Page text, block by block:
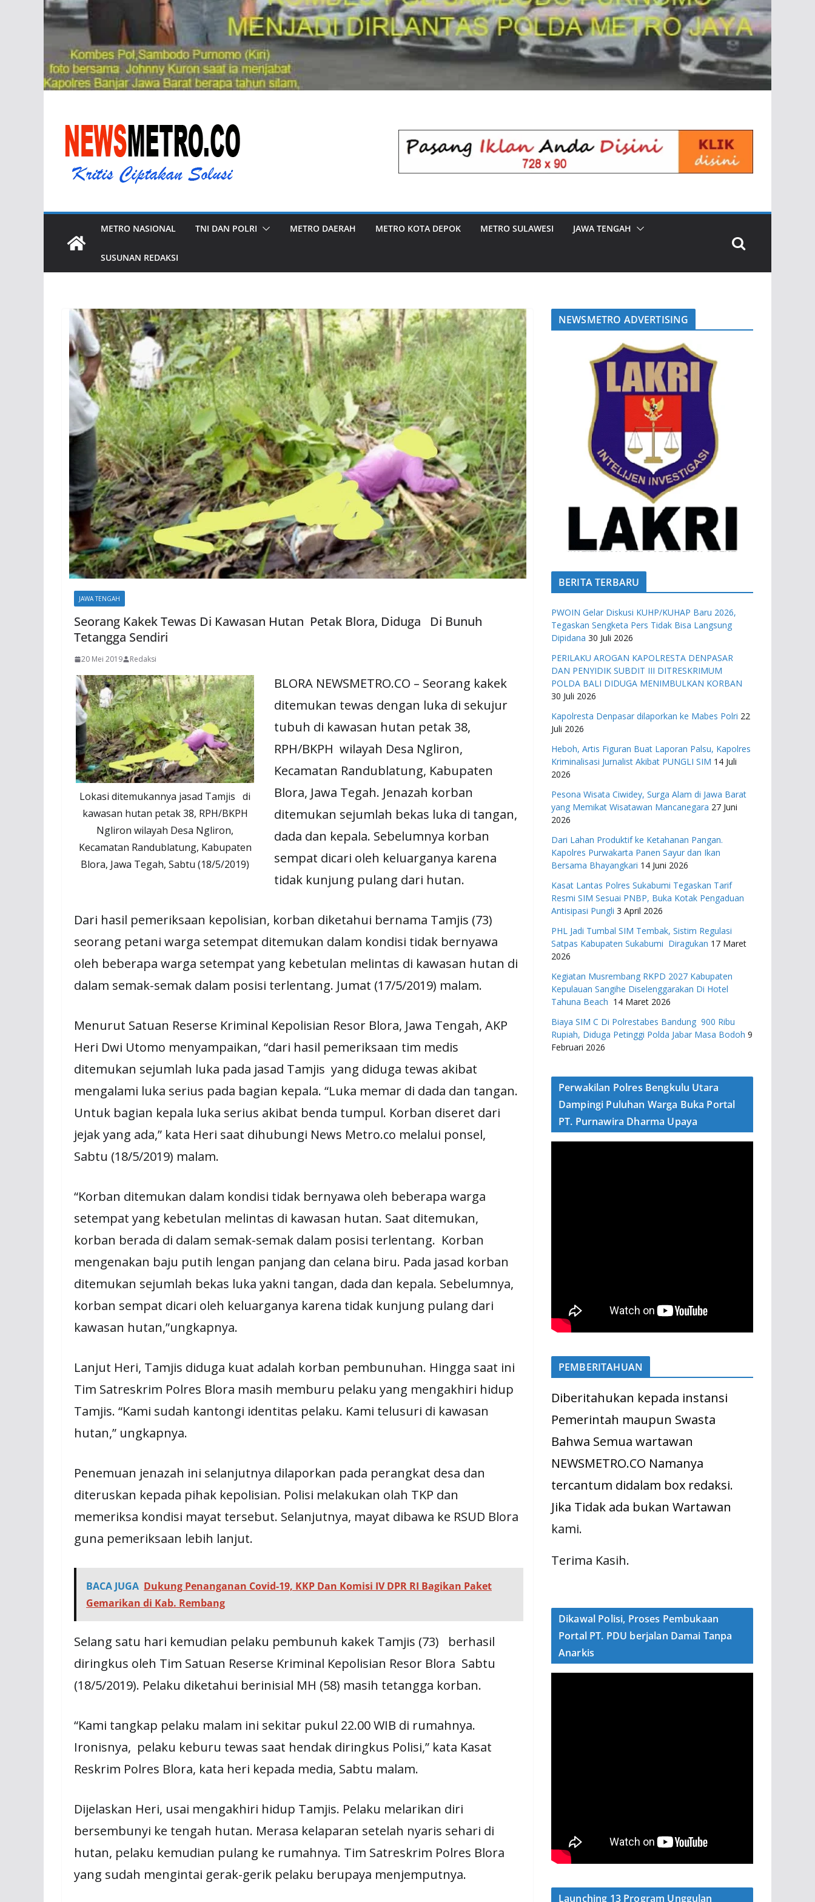
METRO NASIONAL TNI DAN POLRI METRO DAERAH METRO KOTA DEPOK METRO SULAWESI JAWA TENGAH
SUSUNAN REDAKSI
JAWA TENGAH
Seorang Kakek Tewas Di Kawasan Hutan Petak Blora, Diduga Di Bunuh
Tetangga Sendiri
20 Mei 2019 Redaksi
Lokasi ditemukannya jasad Tamjis di
kawasan hutan petak 38, RPH/BKPH
Ngliron wilayah Desa Ngliron,
Kecamatan Randublatung, Kabupaten
Blora, Jawa Tegah, Sabtu (18/5/2019)
BLORA NEWSMETRO.CO – Seorang kakek
ditemukan tewas dengan luka di sekujur
tubuh di kawasan hutan petak 38,
RPH/BKPH wilayah Desa Ngliron,
Kecamatan Randublatung, Kabupaten
Blora, Jawa Tegah. Jenazah korban
ditemukan sejumlah bekas luka di tangan,
dada dan kepala. Sebelumnya korban
sempat dicari oleh keluarganya karena
tidak kunjung pulang dari hutan.
Dari hasil pemeriksaan kepolisian, korban diketahui bernama Tamjis (73)
seorang petani warga setempat ditemukan dalam kondisi tidak bernyawa
oleh beberapa warga setempat yang kebetulan melintas di kawasan hutan di
dalam semak-semak dalam posisi terlentang. Jumat (17/5/2019) malam.
Menurut Satuan Reserse Kriminal Kepolisian Resor Blora, Jawa Tengah, AKP
Heri Dwi Utomo menyampaikan, “dari hasil pemeriksaan tim medis
ditemukan sejumlah luka pada jasad Tamjis yang diduga tewas akibat
mengalami luka serius pada bagian kepala. “Luka memar di dada dan tangan.
Untuk bagian kepala luka serius akibat benda tumpul. Korban diseret dari
jejak yang ada,” kata Heri saat dihubungi News Metro.co melalui ponsel,
Sabtu (18/5/2019) malam.
“Korban ditemukan dalam kondisi tidak bernyawa oleh beberapa warga
setempat yang kebetulan melintas di kawasan hutan. Saat ditemukan,
korban berada di dalam semak-semak dalam posisi terlentang. Korban
mengenakan baju putih lengan panjang dan celana biru. Pada jasad korban
ditemukan sejumlah bekas luka yakni tangan, dada dan kepala. Sebelumnya,
korban sempat dicari oleh keluarganya karena tidak kunjung pulang dari
kawasan hutan,”ungkapnya.
Lanjut Heri, Tamjis diduga kuat adalah korban pembunuhan. Hingga saat ini
Tim Satreskrim Polres Blora masih memburu pelaku yang mengakhiri hidup
Tamjis. “Kami sudah kantongi identitas pelaku. Kami telusuri di kawasan
hutan,” ungkapnya.
Penemuan jenazah ini selanjutnya dilaporkan pada perangkat desa dan
diteruskan kepada pihak kepolisian. Polisi melakukan olah TKP dan
memeriksa kondisi mayat tersebut. Selanjutnya, mayat dibawa ke RSUD Blora
guna pemeriksaan lebih lanjut.
BACA JUGA Dukung Penanganan Covid-19, KKP Dan Komisi IV DPR RI Bagikan Paket
Gemarikan di Kab. Rembang
Selang satu hari kemudian pelaku pembunuh kakek Tamjis (73) berhasil
diringkus oleh Tim Satuan Reserse Kriminal Kepolisian Resor Blora Sabtu
(18/5/2019). Pelaku diketahui berinisial MH (58) masih tetangga korban.
“Kami tangkap pelaku malam ini sekitar pukul 22.00 WIB di rumahnya.
Ironisnya, pelaku keburu tewas saat hendak diringkus Polisi,” kata Kasat
Reskrim Polres Blora, kata heri kepada media, Sabtu malam.
Dijelaskan Heri, usai mengakhiri hidup Tamjis. Pelaku melarikan diri
bersembunyi ke tengah hutan. Merasa kelaparan setelah nyaris sehari di
hutan, pelaku kemudian pulang ke rumahnya. Tim Satreskrim Polres Blora
yang sudah mengintai gerak-gerik pelaku berupaya menjemputnya.
NEWSMETRO ADVERTISING
BERITA TERBARU
PWOIN Gelar Diskusi KUHP/KUHAP Baru 2026,
Tegaskan Sengketa Pers Tidak Bisa Langsung
Dipidana 30 Juli 2026
PERILAKU AROGAN KAPOLRESTA DENPASAR
DAN PENYIDIK SUBDIT III DITRESKRIMUM
POLDA BALI DIDUGA MENIMBULKAN KORBAN
30 Juli 2026
Kapolresta Denpasar dilaporkan ke Mabes Polri 22
Juli 2026
Heboh, Artis Figuran Buat Laporan Palsu, Kapolres
Kriminalisasi Jurnalist Akibat PUNGLI SIM 14 Juli
2026
Pesona Wisata Ciwidey, Surga Alam di Jawa Barat
yang Memikat Wisatawan Mancanegara 27 Juni
2026
Dari Lahan Produktif ke Ketahanan Pangan.
Kapolres Purwakarta Panen Sayur dan Ikan
Bersama Bhayangkari 14 Juni 2026
Kasat Lantas Polres Sukabumi Tegaskan Tarif
Resmi SIM Sesuai PNBP, Buka Kotak Pengaduan
Antisipasi Pungli 3 April 2026
PHL Jadi Tumbal SIM Tembak, Sistim Regulasi
Satpas Kabupaten Sukabumi Diragukan 17 Maret
2026
Kegiatan Musrembang RKPD 2027 ​Kabupaten
Kepulauan Sangihe Diselenggarakan Di Hotel
Tahuna Beach 14 Maret 2026
Biaya SIM C Di Polrestabes Bandung 900 Ribu
Rupiah, Diduga Petinggi Polda Jabar Masa Bodoh 9
Februari 2026
Perwakilan Polres Bengkulu Utara
Dampingi Puluhan Warga Buka Portal
PT. Purnawira Dharma Upaya
PEMBERITAHUAN
Diberitahukan kepada instansi
Pemerintah maupun Swasta
Bahwa Semua wartawan
NEWSMETRO.CO Namanya
tercantum didalam box redaksi.
Jika Tidak ada bukan Wartawan
kami.
Terima Kasih.
Dikawal Polisi, Proses Pembukaan
Portal PT. PDU berjalan Damai Tanpa
Anarkis
Launching 13 Program Unggulan